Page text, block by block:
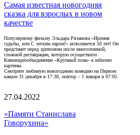
Самая известная новогодняя
сказка для взрослых в новом
качестве
Популярному фильму Эльдара Рязанова «Ирония
судьбы, или С легким паром!» исполняется 50 лет! Он
предстанет перед зрителями после многоэтапной,
сложной реставрации, которую осуществило
Киновидеообъединение «Крупный план» к юбилею
картины.
Смотрите любимую новогоднюю комедию на Первом
канале 31 декабря в 17:30, повтор – 1 января в 07:05.
27.04.2022
«Памяти Станислава
Говорухина»